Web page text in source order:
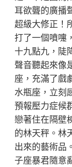
耳欲聾的廣播
超級大修正！
打了一個噴嚏
十九點九，陡
聲音聽起來像
座，充滿了戲
水瓶座，立刻
預報壓力症候
戀著住在隔壁
的林天秤。林
出來的藝術品
子座暴君隨意